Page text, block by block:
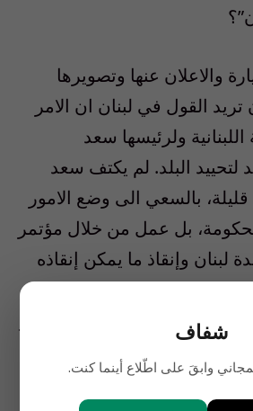
والاعلان عنها وتصويرها
القول في لبنان ان الامر
ولرئيسها سعد
لتحييد البلد. لم يكتف سعد
بالسعي الى وضع الامور
بل عمل من خلال مؤتمر
وإنقاذ ما يمكن إنقاذه
تهدّد البلد، خصوصا
فيه. ما حصل في جنوب لبنان هو
ولجهود سعد الحريري على
شفاف
وابقَ على اطّلاع أينما كنت.